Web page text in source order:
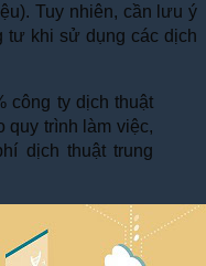
Tuy nhiên, cần lưu ý
tư khi sử dụng các dịch
công ty dịch thuật
quy trình làm việc,
dịch thuật trung